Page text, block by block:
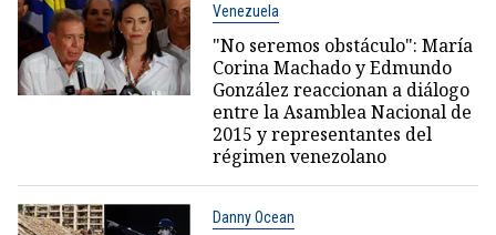
Venezuela
"No seremos obstáculo": María
Corina Machado y Edmundo
González reaccionan a diálogo
entre la Asamblea Nacional de
2015 y representantes del
régimen venezolano
Danny Ocean